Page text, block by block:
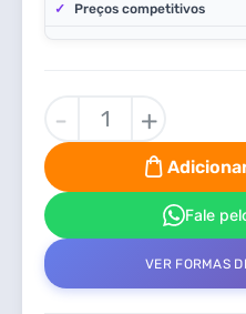
✓
Preços competitivos
-
Aliens
Predator
PC
Offline
Complete
Edition
+
Fale
VER FORMAS